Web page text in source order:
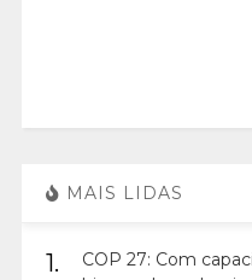
MAIS LIDAS
1.
COP 27: Com